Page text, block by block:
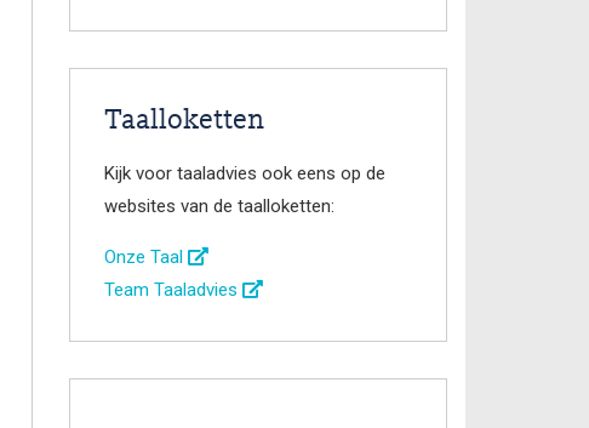
Taalloketten
Kijk voor taaladvies ook eens op de
websites van de taalloketten:
Onze Taal
Team Taaladvies